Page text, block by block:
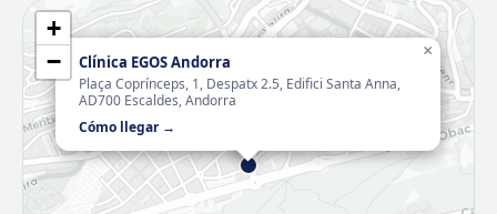
Clínica EGOS Andorra
Plaça Coprínceps, 1, Despatx 2.5, Edifici Santa Anna,
AD700 Escaldes, Andorra
Cómo llegar →
×
+
−